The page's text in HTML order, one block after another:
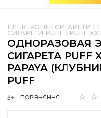
ЕЛЕКТРОННІ СИГАРЕТИ |
СИГАРЕТИ PUFF | PUFF
ОДНОРАЗОВАЯ
СИГАРЕТА PUFF
PAPAYA
PUFF
ПОРІВНЯННЯ